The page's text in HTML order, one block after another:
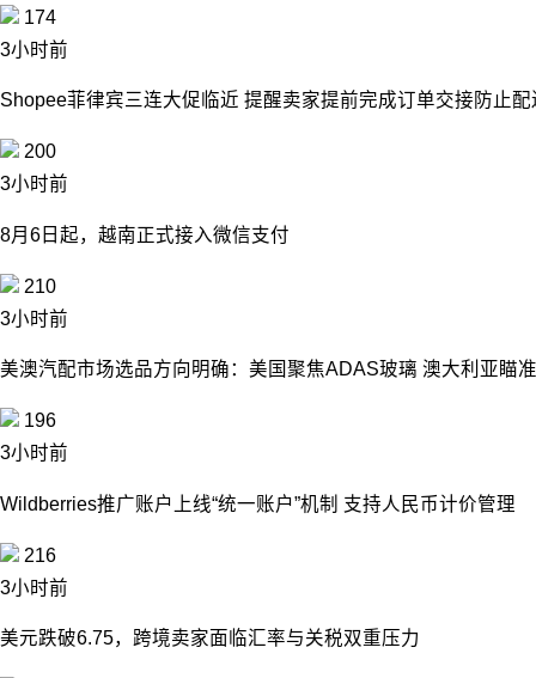
174
3小时前
Shopee菲律宾三连大促临近 提醒卖家提前完成订单交接防止配
200
3小时前
8月6日起，越南正式接入微信支付
210
3小时前
美澳汽配市场选品方向明确：美国聚焦ADAS玻璃 澳大利亚瞄
196
3小时前
Wildberries推广账户上线“统一账户”机制 支持人民币计价管理
216
3小时前
美元跌破6.75，跨境卖家面临汇率与关税双重压力